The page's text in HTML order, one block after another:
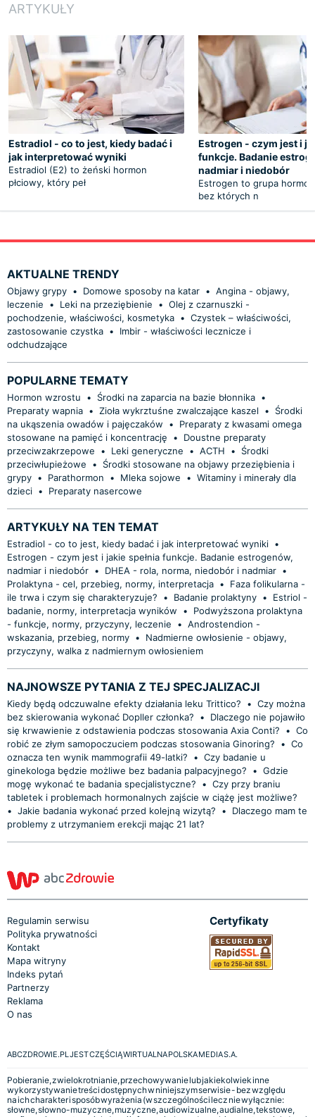
ARTYKUŁY
Estradiol - co to jest, kiedy badać i
jak interpretować wyniki
Estradiol (E2) to żeński hormon
płciowy, który peł
Estrogen - czym jest i
funkcje. Badanie
nadmiar i niedobór
Estrogen to grupa
bez których n
AKTUALNE TRENDY
Objawy grypy • Domowe sposoby na katar • Angina - objawy,
leczenie
• Leki na przeziębienie • Olej z czarnuszki -
pochodzenie, właściwości, kosmetyka • Czystek – właściwości,
zastosowanie czystka •
Imbir - właściwości lecznicze i
odchudzające
POPULARNE TEMATY
Hormon wzrostu • Środki na zaparcia na bazie błonnika •
Preparaty wapnia • Zioła wykrztuśne zwalczające kaszel •
Środki
na ukąszenia owadów i pajęczaków
•
Preparaty z kwasami omega
stosowane na pamięć i koncentrację
•
Doustne preparaty
przeciwzakrzepowe
• Leki generyczne • ACTH •
Środki
przeciwłupieżowe
•
Środki stosowane na objawy przeziębienia i
grypy • Parathormon • Mleka sojowe • Witaminy i minerały dla
dzieci • Preparaty nasercowe
ARTYKUŁY NA TEN TEMAT
Estradiol - co to jest, kiedy badać i jak interpretować wyniki •
Estrogen - czym jest i jakie spełnia funkcje. Badanie estrogenów,
nadmiar i niedobór • DHEA - rola, norma, niedobór i nadmiar •
Prolaktyna - cel, przebieg, normy, interpretacja •
Faza folikularna -
ile trwa i czym się charakteryzuje?
• Badanie prolaktyny •
Estriol -
badanie, normy, interpretacja wyników
•
Podwyższona prolaktyna
- funkcje, normy, przyczyny, leczenie
• Androstendion -
wskazania, przebieg, normy •
Nadmierne owłosienie - objawy,
przyczyny, walka z nadmiernym owłosieniem
NAJNOWSZE PYTANIA Z TEJ SPECJALIZACJI
Kiedy będą odczuwalne efekty działania leku Trittico? • Czy można
bez skierowania wykonać Dopller członka?
•
Dlaczego nie pojawiło
się krwawienie z odstawienia podczas stosowania Axia Conti?
• Co
robić ze złym samopoczuciem podczas stosowania Ginoring?
• Co
oznacza ten wynik mammografii 49-latki?
• Czy badanie u
ginekologa będzie możliwe bez badania palpacyjnego?
• Gdzie
mogę wykonać te badania specjalistyczne?
• Czy przy braniu
tabletek i problemach hormonalnych zajście w ciążę jest możliwe?
• Jakie badania wykonać przed kolejną wizytą? •
Dlaczego mam te
problemy z utrzymaniem erekcji mając 21 lat?
Regulamin serwisu
Polityka prywatności
Kontakt
Mapa witryny
Indeks pytań
Partnerzy
Reklama
O nas
Certyfikaty
ABCZDROWIE.PL JEST CZĘŚCIĄ WIRTUALNA POLSKA MEDIA S.A.
Pobieranie, zwielokrotnianie, przechowywanie lub jakiekolwiek inne
wykorzystywanie treści dostępnych w niniejszym serwisie - bez względu
na ich charakter i sposób wyrażenia (w szczególności lecz nie wyłącznie:
słowne, słowno-muzyczne, muzyczne, audiowizualne, audialne, tekstowe,